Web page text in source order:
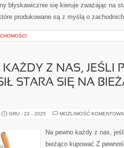
błyskawicznie się kieruje zważając na
produkowane są z myślą o
KAŻDY Z NAS, JEŚLI
STARA SIĘ NA
GRU - 22 - 2025 MOŻLIWOŚĆ
Na pewno każdy z nas,
bieżąco kupować Z